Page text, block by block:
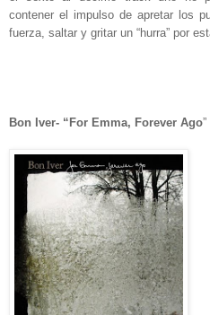
contener el impulso de apretar los
fuerza, saltar y gritar un “hurra” por
Bon Iver- “For Emma, Forever Ago”